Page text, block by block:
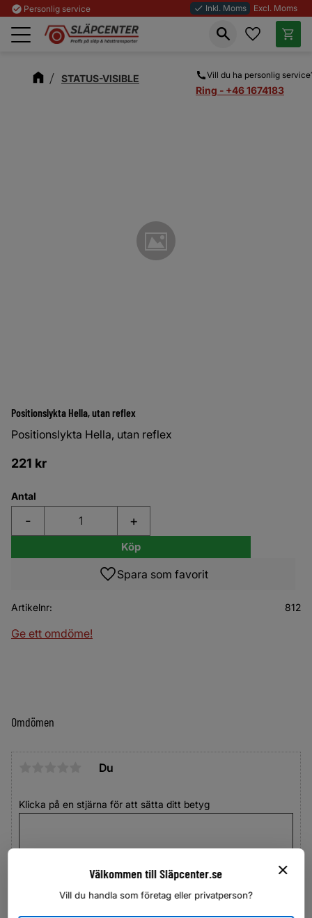
Meny
check_circle Personlig service done Inkl. Moms Excl. Moms
Vill du ha personlig
Ring - +46 1674183
Favoriter
STATUS-VISIBLE
Positionslykta Hella, utan reflex
Positionslykta Hella, utan reflex
221 kr
Antal
+
-
Köp
Lägg till i favoriter
Artikelnr 812
Ge ett omdöme!
Omdömen
Du
Klicka på en stjärna för att sätta ditt betyg
Välkommen till Släpcenter.se
Vill du handla som företag eller privatperson?